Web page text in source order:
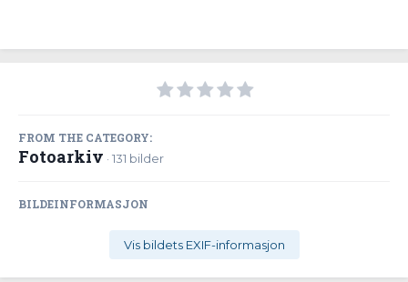
FROM THE CATEGORY:
Fotoarkiv · 131 bilder
BILDEINFORMASJON
Vis bildets EXIF-informasjon